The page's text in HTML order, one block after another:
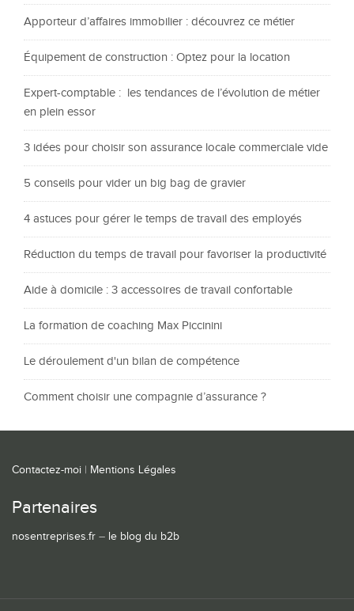
Apporteur d’affaires immobilier : découvrez ce métier
Équipement de construction : Optez pour la location
Expert-comptable : les tendances de l’évolution de métier
en plein essor
3 idées pour choisir son assurance locale commerciale vide
5 conseils pour vider un big bag de gravier
4 astuces pour gérer le temps de travail des employés
Réduction du temps de travail pour favoriser la productivité
Aide à domicile : 3 accessoires de travail confortable
La formation de coaching Max Piccinini
Le déroulement d'un bilan de compétence
Comment choisir une compagnie d’assurance ?
Contactez-moi | Mentions Légales
Partenaires
nosentreprises.fr – le blog du b2b